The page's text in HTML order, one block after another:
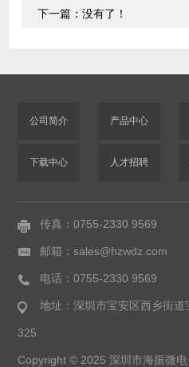
下一篇：没有了！
公司简介 产品中心
下载中心 人才招聘
传真：0755-2330 9569
邮箱：sales@hzwdz.com
电话：0755-2330 9569
地址：深圳市宝安区西乡街
325
Copyright © 2025 深圳市海振微